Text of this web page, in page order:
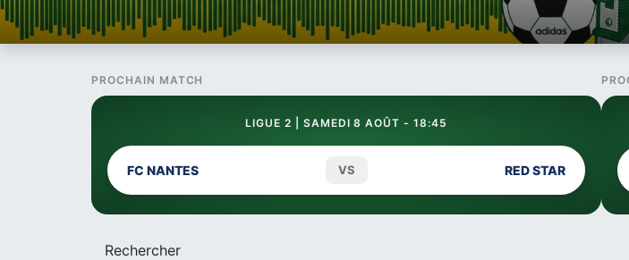
PROCHAIN MATCH
LIGUE 2 | SAMEDI 8 AOÛT - 18:45
FC NANTES VS RED STAR
Rechercher